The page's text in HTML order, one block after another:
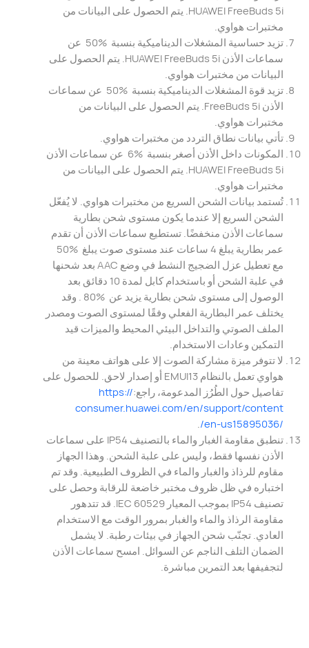
HUAWEI FreeBuds 5i. يتم الحصول على البيانات من
مختبرات هواوي.
تزيد حساسية المشغلات الديناميكية بنسبة ‎ 50% ‎ عن
سماعات الأذن HUAWEI FreeBuds 5i. يتم الحصول على
البيانات من مختبرات هواوي.
تزيد قوة المشغلات الديناميكية بنسبة ‎ 50% ‎ عن سماعات
الأذن FreeBuds 5i. يتم الحصول على البيانات من
مختبرات هواوي.
تأتي بيانات نطاق التردد من مختبرات هواوي.
المكونات داخل الأذن أصغر بنسبة ‎ 6% ‎ عن سماعات الأذن
HUAWEI FreeBuds 5i. يتم الحصول على البيانات من
مختبرات هواوي.
‏تُستمد بيانات الشحن السريع من مختبرات هواوي. لا يُفعّل
الشحن السريع إلا عندما يكون مستوى شحن بطارية
سماعات الأذن منخفضًا. تستطيع سماعات الأذن أن تقدم
عمر بطارية يبلغ 4 ساعات عند مستوى صوت يبلغ ‎ 50% ‎
مع تعطيل عزل الضجيج النشط في وضع AAC بعد شحنها
في علبة الشحن أو باستخدام كابل لمدة 10 دقائق بعد
الوصول إلى مستوى شحن بطارية يزيد عن ‎ 80% ‎. وقد
يختلف عمر البطارية الفعلي وفقًا لمستوى الصوت ومصدر
الملف الصوتي والتداخل البيئي المحيط والميزات قيد
التمكين وعادات الاستخدام.
لا تتوفر ميزة مشاركة الصوت إلا على هواتف معينة من
هواوي تعمل بالنظام EMUI13 أو إصدار لاحق. للحصول على
تفاصيل حول الطُرُز المدعومة، راجع://:https
‎consumer.huawei.com/‎en/support/content
/en-us15895036/
‎تنطبق مقاومة الغبار والماء بالتصنيف IP54 على سماعات
الأذن نفسها فقط، وليس على علبة الشحن. وهذا الجهاز
مقاوم للرذاذ والغبار والماء في الظروف الطبيعية. وقد تم
اختباره في ظل ظروف مختبر خاضعة للرقابة وحصل على
تصنيف IP54 بموجب المعيار IEC 60529. قد تتدهور
مقاومة الرذاذ والماء والغبار بمرور الوقت مع الاستخدام
العادي. تجنّب شحن الجهاز في بيئات رطبة. لا يشمل
الضمان التلف الناجم عن السوائل. امسح سماعات الأذن
لتجفيفها⁠ بعد التمرين مباشرة.‎